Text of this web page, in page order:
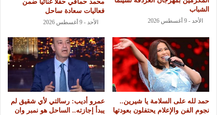
الشباب
الأحد - 9 أغسطس 2026
محمد حماقي حفلا غنائيا ضمن
فعاليات سعادة ساحل
الأحد - 9 أغسطس 2026
حمد لله على السلامة يا شيرين..
نجوم الفن والإعلام يحتفلون بعودتها
عمرو أديب: رسالتي لأي شقيق لم
يبدأ إجازته.. الساحل هو نمبر وان